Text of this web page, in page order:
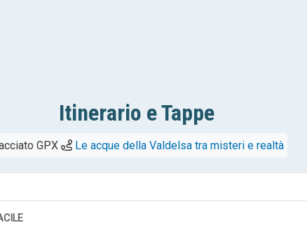
Itinerario e Tappe
GPX Le acque della Valdelsa tra misteri e realtà